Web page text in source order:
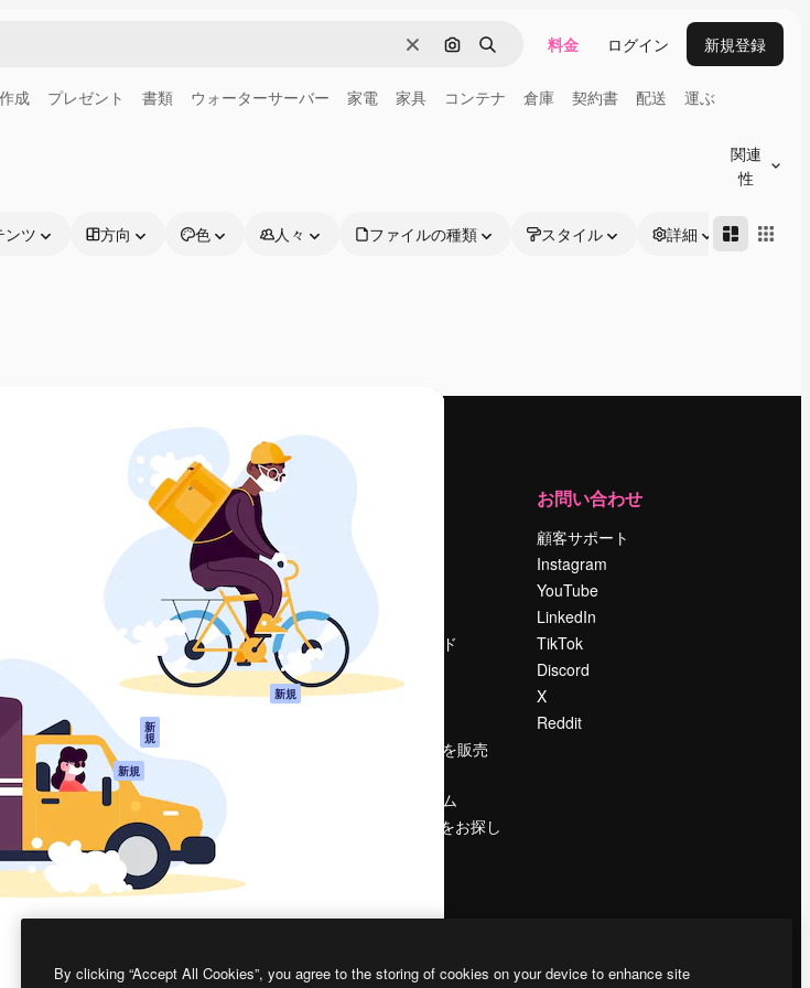
消去 画像で検索
検索 料金 ログイン 新規登録
成 プレゼント 書類 ウォーターサーバー 家電 家具 コンテナ 倉庫 契約書 配送 運ぶ
関連
性
ンツ 方向 色 人々 ファイルの種類 スタイル 詳細
AI アシスタント
AI 動画生成ツール
AI 音声合成ツール
ストックコンテン
Claude/ChatGPT
向けMCP
新
規
エージェント 新規
API
モバイルアプリ
すべてのMagnificツ
ール
はじめに
Academy
ドキュメント
サポート
利用規約
プライバシーポリ
シー
オリジナル 新規
アフィリエイト
法人向け
Reviews
検索トレンド
ブログ
イベント
コンテンツを販売
プレスルーム
magnific.aiをお探し
お問い合わせ
顧客サポート
Instagram
YouTube
LinkedIn
TikTok
Discord
X
Reddit
By clicking “Accept All Cookies”, you agree to the storing of cookies on your device to enhance site